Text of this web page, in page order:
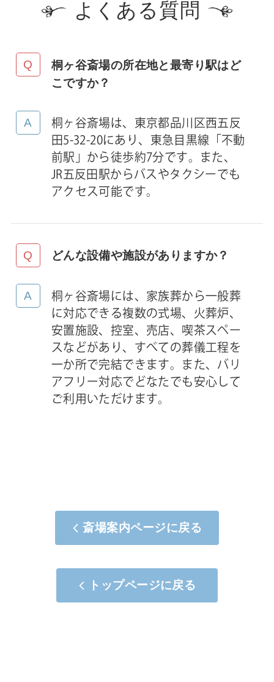
よくある質問
桐ヶ谷斎場の所在地と最寄り駅はど
こですか？
桐ヶ谷斎場は、東京都品川区西五反
田5-32-20にあり、東急目黒線「不動
前駅」から徒歩約7分です。また、
JR五反田駅からバスやタクシーでも
アクセス可能です。
どんな設備や施設がありますか？
桐ヶ谷斎場には、家族葬から一般葬
に対応できる複数の式場、火葬炉、
安置施設、控室、売店、喫茶スペー
スなどがあり、すべての葬儀工程を
一か所で完結できます。また、バリ
アフリー対応でどなたでも安心して
ご利用いただけます。
斎場案内ページに戻る
トップページに戻る